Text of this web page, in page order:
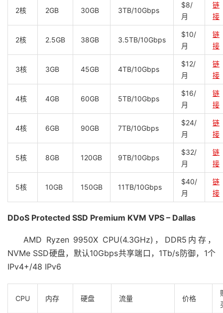
2核 2GB 30GB 3TB/10Gbps
$8/
月
链
接
2核 2.5GB 38GB 3.5TB/10Gbps
$10/
月
链
接
3核 3GB 45GB 4TB/10Gbps
$12/
月
链
接
4核 4GB 60GB 5TB/10Gbps
$16/
月
链
接
4核 6GB 90GB 7TB/10Gbps
$24/
月
链
接
5核 8GB 120GB 9TB/10Gbps
$32/
月
链
接
5核 10GB 150GB 11TB/10Gbps
$40/
月
链
接
DDoS Protected SSD Premium KVM VPS – Dallas
AMD Ryzen 9950X CPU(4.3GHz)，DDR5内存，
NVMe SSD硬盘，默认10Gbps共享端口，1Tb/s防御，1个
IPv4+/48 IPv6
CPU 内存 硬盘 流量 价格